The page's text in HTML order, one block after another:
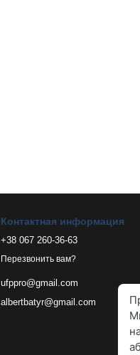
Контактная информация
+38 067 260-36-63
Перезвонить вам?
ufppro@gmail.com
albertbatyr@gmail.com